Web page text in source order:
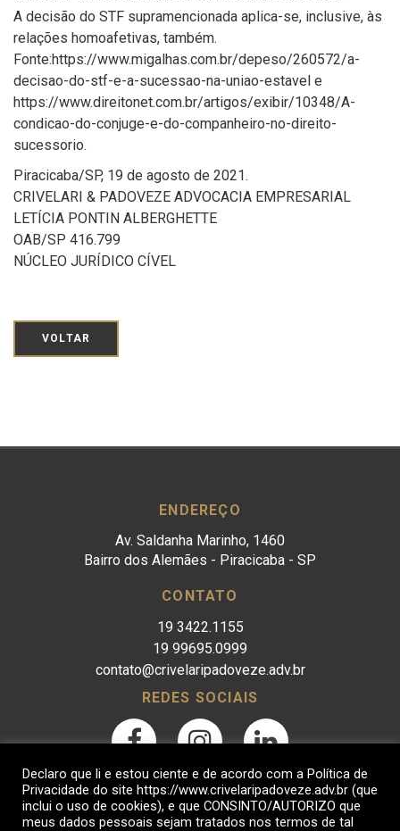
A decisão do STF supramencionada aplica-se, inclusive, às
relações homoafetivas, também.
Fonte:https://www.migalhas.com.br/depeso/260572/a-
decisao-do-stf-e-a-sucessao-na-uniao-estavel e
https://www.direitonet.com.br/artigos/exibir/10348/A-
condicao-do-conjuge-e-do-companheiro-no-direito-
sucessorio.
Piracicaba/SP, 19 de agosto de 2021.
CRIVELARI & PADOVEZE ADVOCACIA EMPRESARIAL
LETÍCIA PONTIN ALBERGHETTE
OAB/SP 416.799
NÚCLEO JURÍDICO CÍVEL
VOLTAR
ENDEREÇO
Av. Saldanha Marinho, 1460
Bairro dos Alemães - Piracicaba - SP
CONTATO
19 3422.1155
19 99695.0999
contato@crivelaripadoveze.adv.br
REDES SOCIAIS
Declaro que li e estou ciente e de acordo com a Política de
Privacidade do site https://www.crivelaripadoveze.adv.br (que
inclui o uso de cookies), e que CONSINTO/AUTORIZO que
meus dados pessoais sejam tratados nos termos de tal